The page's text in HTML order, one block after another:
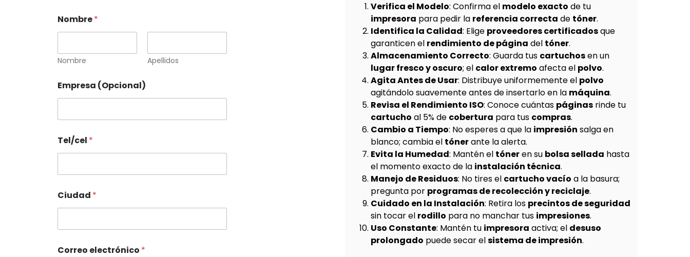
Nombre*
Nombre Apellidos
Empresa (Opcional)
Tel/cel *
Ciudad *
Correo electrónico *
Verifica el Modelo: Confirma el modelo exacto de tu
impresora para pedir la referencia correcta de tóner.
Identifica la Calidad: Elige proveedores certificadosque
garanticen el rendimiento de página del tóner.
Almacenamiento Correcto: Guarda tus cartuchosen un
lugar fresco y oscuro; el calor extremo afecta el polvo.
Agita Antes de Usar: Distribuye uniformemente el polvo
agitándolo suavemente antes de insertarlo en la máquina.
Revisa el Rendimiento ISO: Conoce cuántas páginas rinde tu
cartucho al 5% de cobertura para tus compras.
Cambio a Tiempo: No esperes a que la impresión salga en
blanco; cambia el tónerante la alerta.
Evita la Humedad: Mantén el tóneren su bolsa sellada hasta
el momento exacto de la instalación técnica.
Manejo de Residuos: No tires el cartucho vacío a la basura;
pregunta por programas de recolección y reciclaje.
Cuidado en la Instalación: Retira los precintos de seguridad
sin tocar el rodillo para no manchar tus impresiones.
Uso Constante: Mantén tu impresora activa; el desuso
prolongado puede secar elsistema de impresión.